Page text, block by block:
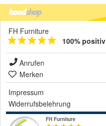
FH Furniture
100% positiv
Anrufen
Merken
Impressum
Widerrufsbelehrung